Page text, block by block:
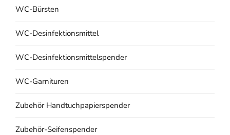
WC-Bürsten
WC-Desinfektionsmittel
WC-Desinfektionsmittelspender
WC-Garnituren
Zubehör Handtuchpapierspender
Zubehör-Seifenspender